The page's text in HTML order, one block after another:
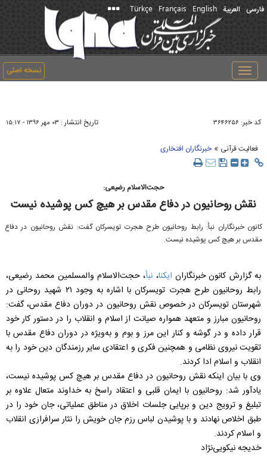
فارسی العربیة English
Français
Türkçe
نسخه اصلی
Toggle
navigation
کد خبر: ۳۶۴۶۲۵۶ تاریخ انتشار : ۰۳ مهر ۱۳۹۶ - ۱۵:۱۷
فعالیت قرآنی » خبرنگاران افتخاری
حجت‌الاسلام رضیعی:
نقش روحانیون در دفاع مقدس بر هیچ کس پوشیده نیست
کانون خبرنگاران نبأ: رابط روحانیون طرح هجرت تویسرکان گفت: نقش روحانیون در دفاع
مقدس بر هیچ کس پوشیده نیست.
به گزارش کانون خبرنگاران ایکنا، نبأ، حجت‌الاسلام والمسلمین محمد رضیعی،
رابط روحانیون طرح هجرت تویسرکان با اشاره به وجود ۲۱ شهید روحانی در
شهرستان تویسرکان در خصوص نقش روحانیون در دوران دفاع مقدس، گفت:
روحانیون مبارز و متعهد همواره صیانت از اسلام و انقلاب را در دستور کار خود
قرار داده و در گوشه و کنار این مرز و بوم و به‌ویژه در دوران دفاع مقدس با
تقویت نیروی نظامی و همچنین فکری و اعتقادی سایر رزمندگان دین خود را به
انقلاب و اسلام ادا کردند.
وی با بیان اینکه نقش روحانیون در دفاع مقدس بر هیچ کس پوشیده نیست،
یادآور شد: روحانیون با ایمان قلبی و اعتقاد راسخ به خداوند متعال علاوه بر
تبلیغ و ترویج دین و برپایی جلسات اخلاق در مناطق عملیاتی، جان خود را در
طبق اخلاص نهادند و با پوشیدن لباس رزم جان خویش را نثار سرافرازی انقلاب
و اسلام کردند.
خدیجه نیکویی‌‌نژاد